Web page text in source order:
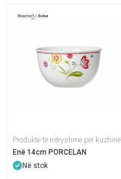
Produkte të ndryshme për kuzhinë
Enë 14cm PORCELAN
Në stok